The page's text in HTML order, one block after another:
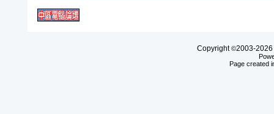
Copyright©2003-2026
Page created